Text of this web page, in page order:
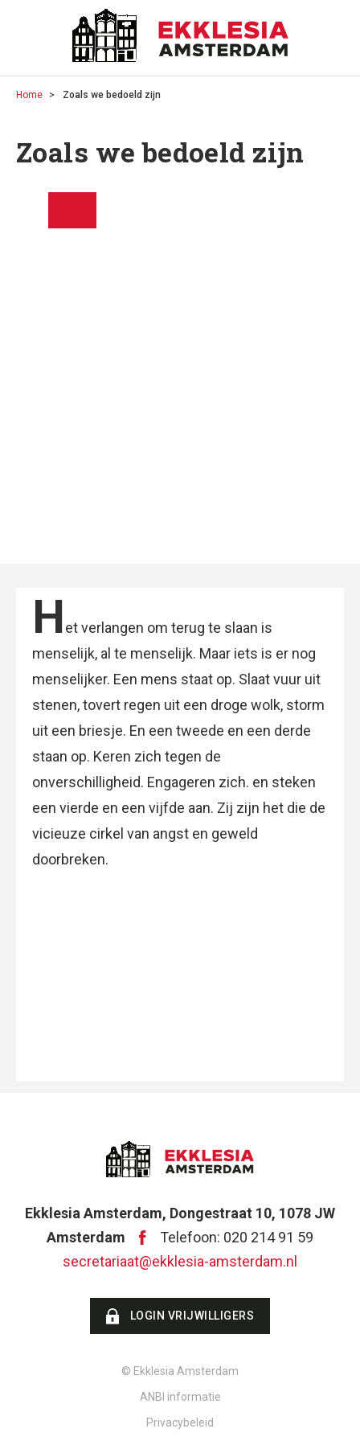
Home Zoals we bedoeld zijn
Zoals we bedoeld zijn
Het verlangen om terug te slaan is
menselijk, al te menselijk. Maar iets is er nog
menselijker. Een mens staat op. Slaat vuur uit
stenen, tovert regen uit een droge wolk, storm
uit een briesje. En een tweede en een derde
staan op. Keren zich tegen de
onverschilligheid. Engageren zich. en steken
een vierde en een vijfde aan. Zij zijn het die de
vicieuze cirkel van angst en geweld
doorbreken.
Ekklesia Amsterdam, Dongestraat 10, 1078 JW
Amsterdam
Telefoon: 020 214 91 59
secretariaat@ekklesia-amsterdam.nl
LOGIN VRIJWILLIGERS
© Ekklesia Amsterdam
ANBI informatie
Privacybeleid